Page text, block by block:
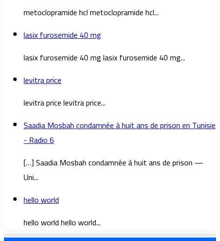
metoclopramide hcl metoclopramide hcl...
lasix furosemide 40 mg
lasix furosemide 40 mg lasix furosemide 40 mg...
levitra price
levitra price levitra price...
Saadia Mosbah condamnée à huit ans de prison en Tunisie
- Radio 6
[…] Saadia Mosbah condamnée à huit ans de prison —
Uni...
hello world
hello world hello world...